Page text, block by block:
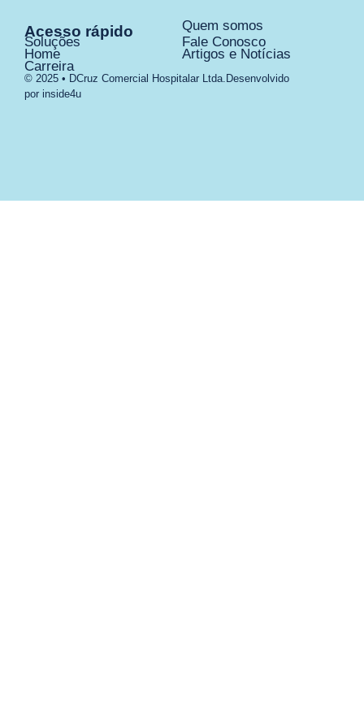
Acesso rápido
Soluções
Home
Carreira
Quem somos
Fale Conosco
Artigos e Notícias
© 2025 • DCruz Comercial Hospitalar Ltda. Desenvolvido
por inside4u